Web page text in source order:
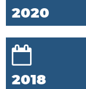
2020
2018